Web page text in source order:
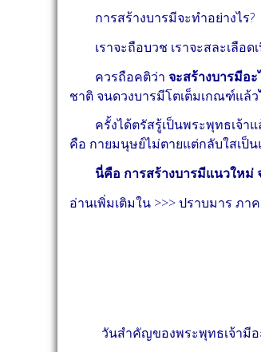
การสร้างบารมีจะทำอย่างไร?
เราจะถือบวช เราจะสละเลือด
ควรถือคติว่า จะสร้างบารมีอ
ชาติ จนดวงบารมีโตเต็มเกณฑ์แล้ว
ครั้งได้ตรัสรู้เป็นพระพุทธเจ้าแ
คือ กายมนุษย์ไม่ตายแต่กลับใสเป็น
นี่คือ การสร้างบารมีแนวใหม่ จ
อ่านเพิ่มเติมใน >>> ปราบมาร ภา
วันสำคัญของพระพุทธเจ้ามีอะ